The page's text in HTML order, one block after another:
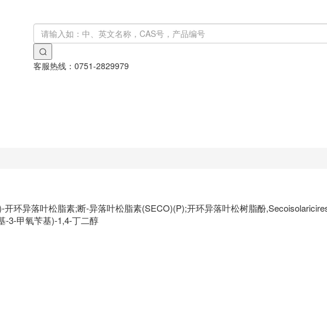
客服热线： 0751-2829979
开环异落叶松脂素;断-异落叶松脂素(SECO)(P);开环异落叶松树脂酚
-3-甲氧苄基)-1,4-丁二醇